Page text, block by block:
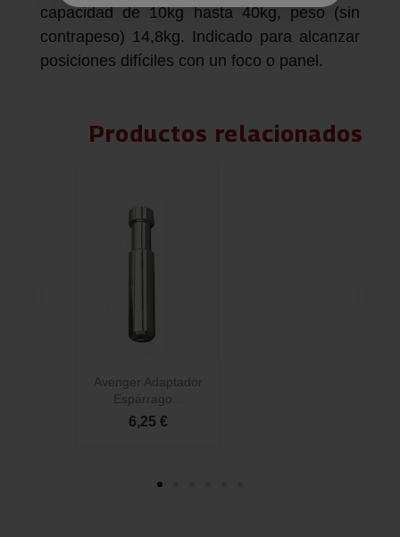
capacidad de 10kg hasta 40kg, peso (sin
contrapeso) 14,8kg. Indicado para alcanzar
posiciones difíciles con un foco o panel.
Productos relacionados
Avenger Adaptador
Espárrago...
6,25 €